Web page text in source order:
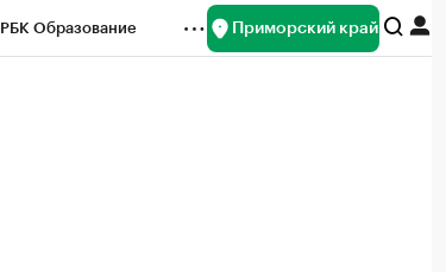
РБК Образование Приморский край